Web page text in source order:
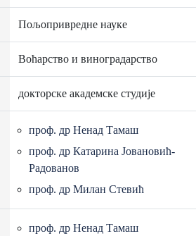
Пољопривредне науке
Воћарство и виноградарство
докторске академске студије
проф. др Ненад Тамаш
проф. др Катарина Јовановић-
Радованов
проф. др Милан Стевић
проф. др Ненад Тамаш